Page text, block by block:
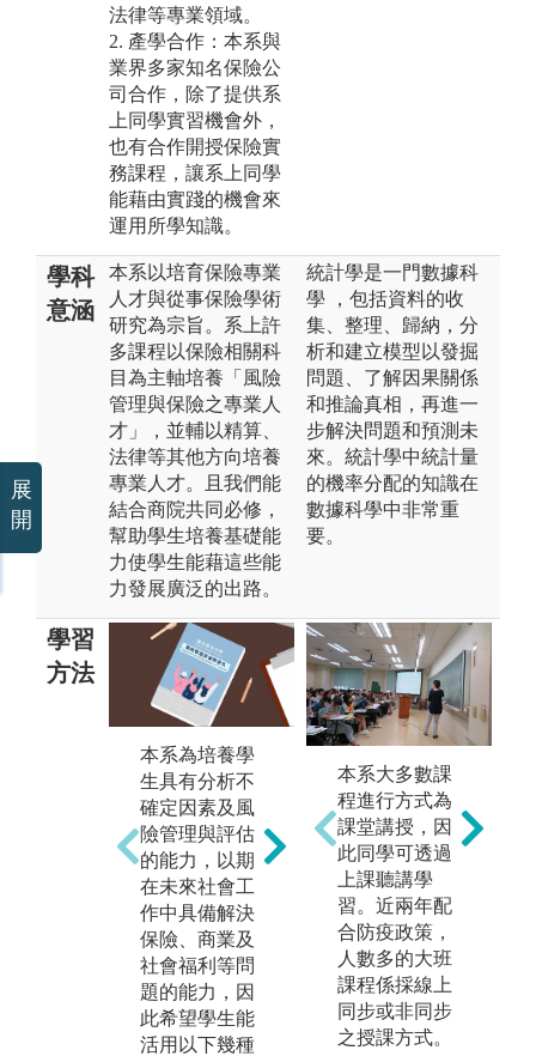
法律等專業領域。
2. 產學合作：本系與
業界多家知名保險公
司合作，除了提供系
上同學實習機會外，
也有合作開授保險實
務課程，讓系上同學
能藉由實踐的機會來
運用所學知識。
學科
意涵
本系以培育保險專業
人才與從事保險學術
研究為宗旨。系上許
多課程以保險相關科
目為主軸培養「風險
管理與保險之專業人
才」，並輔以精算、
法律等其他方向培養
專業人才。且我們能
結合商院共同必修，
幫助學生培養基礎能
力使學生能藉這些能
力發展廣泛的出路。
統計學是一門數據科
學 ，包括資料的收
集、整理、歸納，分
析和建立模型以發掘
問題、了解因果關係
和推論真相，再進一
步解決問題和預測未
來。統計學中統計量
的機率分配的知識在
數據科學中非常重
要。
學習
方法
本系為培養學
生具有分析不
確定因素及風
險管理與評估
的能力，以期
在未來社會工
作中具備解決
保險、商業及
社會福利等問
題的能力，因
此希望學生能
活用以下幾種
校內由老師教
學引導基礎的
理論課程外，
仍須仰賴同學
的自主學習，
可依照個人的
興趣與志向找
到一個適合自
己的學習方
式，進而多加
充實、準備未
本系大多數課
程進行方式為
課堂講授，因
此同學可透過
上課聽講學
習。近兩年配
合防疫政策，
人數多的大班
課程係採線上
同步或非同步
之授課方式。
展
開